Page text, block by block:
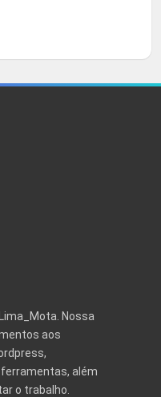
Nossa
aos
além
o trabalho.